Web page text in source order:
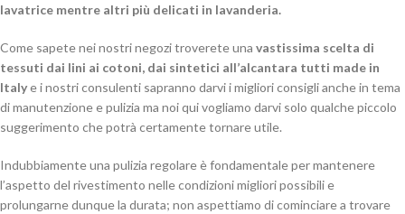
lavatrice mentre altri più delicati in lavanderia.
Come sapete nei nostri negozi troverete una vastissima scelta di
tessuti dai lini ai cotoni, dai sintetici all’alcantara tutti made in
Italye i nostri consulenti sapranno darvi i migliori consigli anche in tema
di manutenzione e pulizia ma noi qui vogliamo darvi solo qualche piccolo
suggerimento che potrà certamente tornare utile.
Indubbiamente una pulizia regolare è fondamentale per mantenere
l’aspetto del rivestimento nelle condizioni migliori possibili e
prolungarne dunque la durata; non aspettiamo di cominciare a trovare